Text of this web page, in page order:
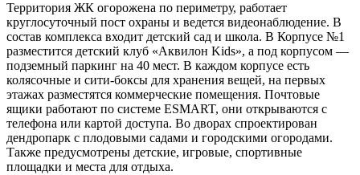
Территория ЖК огорожена по периметру, работает
круглосуточный пост охраны и ведется видеонаблюдение. В
состав комплекса входит детский сад и школа. В Корпусе №1
разместится детский клуб «Аквилон Kids», а под корпусом —
подземный паркинг на 40 мест. В каждом корпусе есть
колясочные и сити-боксы для хранения вещей, на первых
этажах разместятся коммерческие помещения. Почтовые
ящики работают по системе ESMART, они открываются с
телефона или картой доступа. Во дворах спроектирован
дендропарк с плодовыми садами и городскими огородами.
Также предусмотрены детские, игровые, спортивные
площадки и места для отдыха.